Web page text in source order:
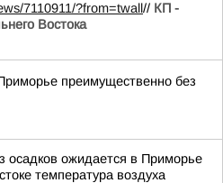
7110911/?from=twall// КП -
Востока
преимущественно без
осадков ожидается в Приморье
температура воздуха